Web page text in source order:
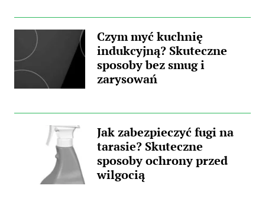
Czym myć kuchnię
indukcyjną? Skuteczne
sposoby bez smug i
zarysowań
Jak zabezpieczyć fugi na
tarasie? Skuteczne
sposoby ochrony przed
wilgocią